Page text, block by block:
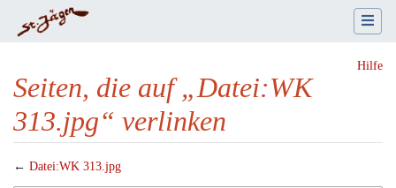
Hilfe
Seiten, die auf „Datei:WK
313.jpg“ verlinken
← Datei:WK 313.jpg